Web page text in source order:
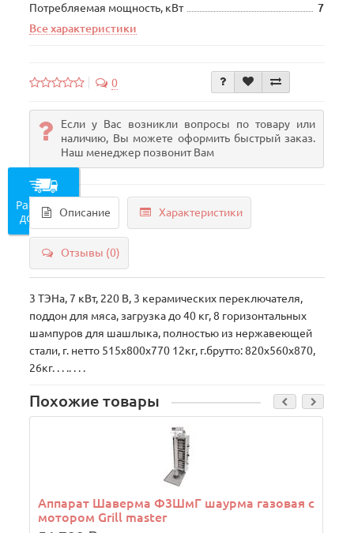
Потребляемая мощность, кВт
7
Все характеристики
0
Если у Вас возникли вопросы по товару или
наличию, Вы можете оформить быстрый заказ.
Наш менеджер позвонит Вам
Описание Характеристики
Отзывы (0)
3 ТЭНа, 7 кВт, 220 В, 3 керамических переключателя,
поддон для мяса, загрузка до 40 кг, 8 горизонтальных
шампуров для шашлыка, полностью из нержавеющей
стали, г. нетто 515х800х770 12кг, г.брутто: 820х560х870,
26кг. . . .. . . .
Похожие товары
Аппарат Шаверма Ф3ШмГ шаурма газовая с
мотором Grill master
Рассчитать
доставку